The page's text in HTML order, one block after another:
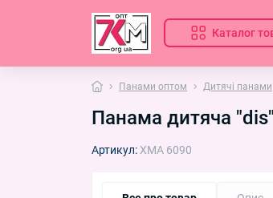
Каталог
Панами оптом Дитячі панами
Панама дитяча
Артикул:ХМА 6090